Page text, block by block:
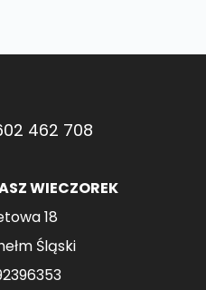
462 708
WIECZOREK
18
Śląski